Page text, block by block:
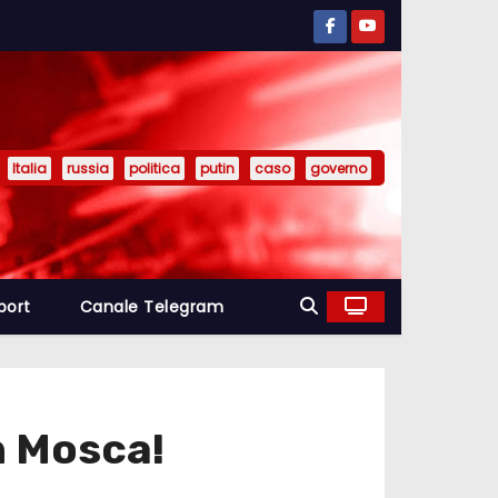
Italia russia politica putin caso governo
Canale Telegram
Mosca!